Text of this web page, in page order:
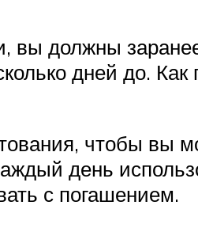
вы должны
дней до. Как
чтобы вы
день
с погашением.